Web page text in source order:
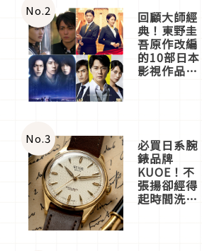
體驗
No.2 回顧大師經
典！東野圭
吾原作改編
的10部日本
影視作品推
No.3 必買日系腕
錶品牌
KUOE！不
張揚卻經得
起時間洗鍊